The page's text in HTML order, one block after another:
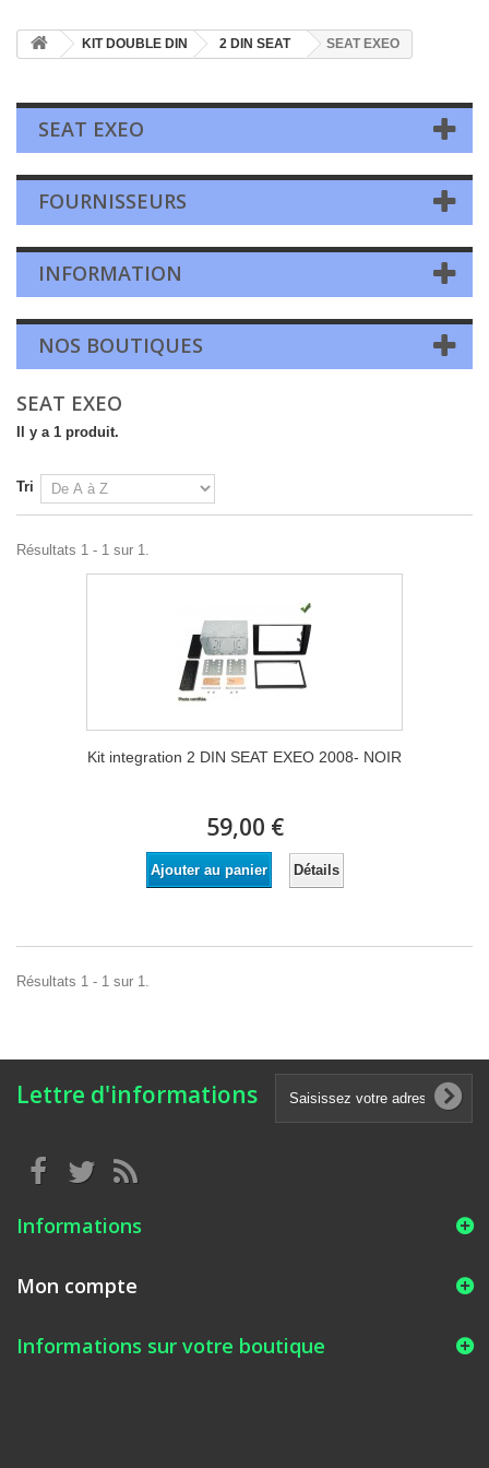
KIT DOUBLE DIN 2 DIN SEAT SEAT EXEO
SEAT EXEO
FOURNISSEURS
INFORMATION
NOS BOUTIQUES
SEAT EXEO
Il y a 1 produit.
Tri
Résultats 1 - 1 sur 1.
Kit integration 2 DIN SEAT EXEO 2008- NOIR
59,00 €
Ajouter au panier Détails
Résultats 1 - 1 sur 1.
Lettre d'informations
Informations
Mon compte
Informations sur votre boutique